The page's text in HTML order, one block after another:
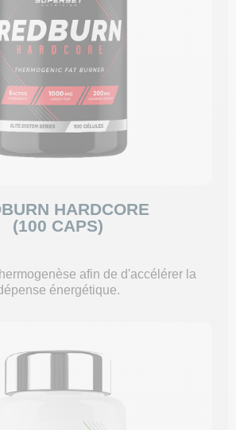
HARDCORE
(100 CAPS)
afin de d'accélérer la
énergétique.